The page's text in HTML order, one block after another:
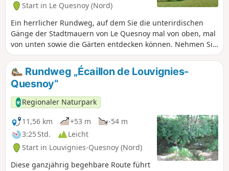
Start in Le Quesnoy (Nord)
Ein herrlicher Rundweg, auf dem Sie die unterirdischen
Gänge der Stadtmauern von Le Quesnoy mal von oben, mal
von unten sowie die Gärten entdecken können. Nehmen Sie
eine Taschenlampe mit.
Rundweg „Écaillon de Louvignies-
Quesnoy“
Regionaler Naturpark
11,56 km
+53 m
-54 m
3:25 Std.
Leicht
Start in Louvignies-Quesnoy (Nord)
Diese ganzjährig begehbare Route führt